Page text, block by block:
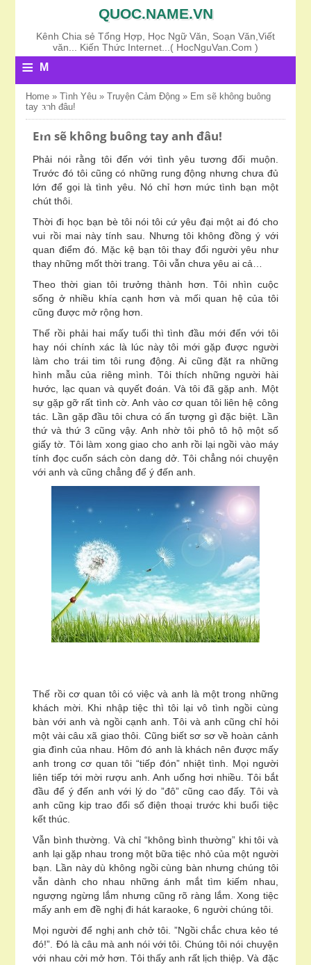
QUOC.NAME.VN
Kênh Chia sẻ Tổng Hợp, Học Ngữ Văn, Soạn Văn,Viết
văn... Kiến Thức Internet...( HocNguVan.Com )
≡
M
N
U
Home »Tình Yêu »Truyện Cảm Động » Em sẽ không buông
tay anh đâu!
Em sẽ không buông tay anh đâu!
Phải nói rằng tôi đến với tình yêu tương đối muộn.
Trước đó tôi cũng có những rung động nhưng chưa đủ
lớn để gọi là tình yêu. Nó chỉ hơn mức tình bạn một
chút thôi.
Thời đi học bạn bè tôi nói tôi cứ yêu đại một ai đó cho
vui rồi mai này tính sau. Nhưng tôi không đồng ý với
quan điểm đó. Mặc kệ bạn tôi thay đổi người yêu như
thay những mốt thời trang. Tôi vẫn chưa yêu ai cả…
Theo thời gian tôi trưởng thành hơn. Tôi nhìn cuộc
sống ở nhiều khía cạnh hơn và mối quan hệ của tôi
cũng được mở rộng hơn.
Thế rồi phải hai mấy tuổi thì tình đầu mới đến với tôi
hay nói chính xác là lúc này tôi mới gặp được người
làm cho trái tim tôi rung động. Ai cũng đặt ra những
hình mẫu của riêng mình. Tôi thích những người hài
hước, lạc quan và quyết đoán. Và tôi đã gặp anh. Một
sự gặp gỡ rất tình cờ. Anh vào cơ quan tôi liên hệ công
tác. Lần gặp đầu tôi chưa có ấn tượng gì đặc biệt. Lần
thứ và thứ 3 cũng vậy. Anh nhờ tôi phô tô hộ một số
giấy tờ. Tôi làm xong giao cho anh rồi lại ngồi vào máy
tính đọc cuốn sách còn dang dở. Tôi chẳng nói chuyện
với anh và cũng chẳng để ý đến anh.
Thế rồi cơ quan tôi có việc và anh là một trong những
khách mời. Khi nhập tiệc thì tôi lại vô tình ngồi cùng
bàn với anh và ngồi cạnh anh. Tôi và anh cũng chỉ hỏi
một vài câu xã giao thôi. Cũng biết sơ sơ về hoàn cảnh
gia đình của nhau. Hôm đó anh là khách nên được mấy
anh trong cơ quan tôi “tiếp đón” nhiệt tình. Mọi người
liên tiếp tới mời rượu anh. Anh uống hơi nhiều. Tôi bắt
đầu để ý đến anh với lý do ”đô” cũng cao đấy. Tôi và
anh cũng kịp trao đổi số điện thoại trước khi buổi tiệc
kết thúc.
Vẫn bình thường. Và chỉ “không bình thường” khi tôi và
anh lại gặp nhau trong một bữa tiệc nhỏ của một người
bạn. Lần này dù không ngồi cùng bàn nhưng chúng tôi
vẫn dành cho nhau những ánh mắt tìm kiếm nhau,
ngượng ngừng lắm nhưng cũng rõ ràng lắm. Xong tiệc
mấy anh em đề nghị đi hát karaoke, 6 người chúng tôi.
Mọi người để nghị anh chở tôi. ”Ngồi chắc chưa kẻo té
đó!”. Đó là câu mà anh nói với tôi. Chúng tôi nói chuyện
với nhau cởi mở hơn. Tôi thấy anh rất lịch thiệp. Và đặc